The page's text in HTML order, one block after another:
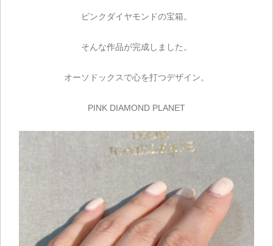
ピンクダイヤモンドの宝箱。
そんな作品が完成しました。
オーソドックスで心を打つデザイン。
PINK DIAMOND PLANET